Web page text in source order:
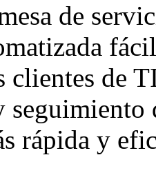
de
clientes de
rápida y